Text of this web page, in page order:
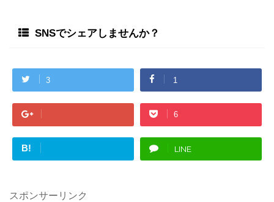
SNSでシェアしませんか？
3 1
6
B! LINE
スポンサーリンク